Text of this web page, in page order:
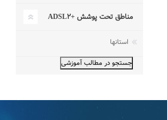
مناطق تحت پوشش +ADSL۲
استانها